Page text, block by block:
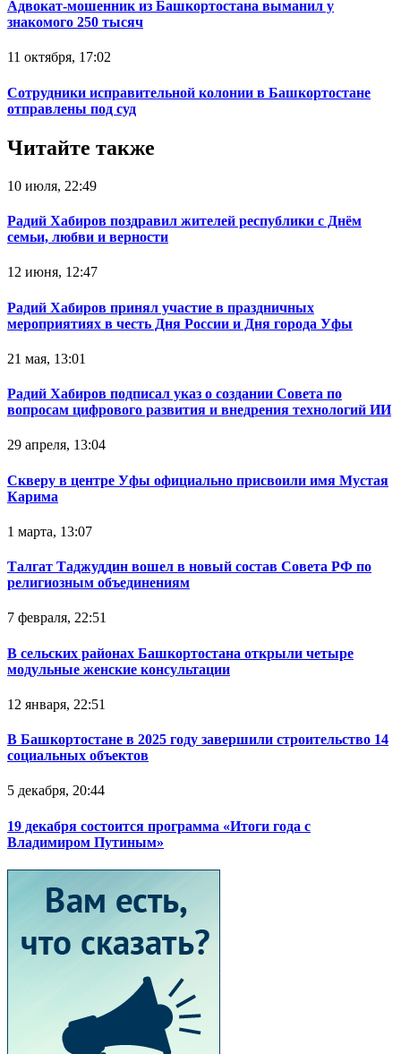
Адвокат-мошенник из Башкортостана выманил у
знакомого 250 тысяч
11 октября, 17:02
Сотрудники исправительной колонии в Башкортостане
отправлены под суд
Читайте также
10 июля, 22:49
Радий Хабиров поздравил жителей республики с Днём
семьи, любви и верности
12 июня, 12:47
Радий Хабиров принял участие в праздничных
мероприятиях в честь Дня России и Дня города Уфы
21 мая, 13:01
Радий Хабиров подписал указ о создании Совета по
вопросам цифрового развития и внедрения технологий ИИ
29 апреля, 13:04
Скверу в центре Уфы официально присвоили имя Мустая
Карима
1 марта, 13:07
Талгат Таджуддин вошел в новый состав Совета РФ по
религиозным объединениям
7 февраля, 22:51
В сельских районах Башкортостана открыли четыре
модульные женские консультации
12 января, 22:51
В Башкортостане в 2025 году завершили строительство 14
социальных объектов
5 декабря, 20:44
19 декабря состоится программа «Итоги года с
Владимиром Путиным»